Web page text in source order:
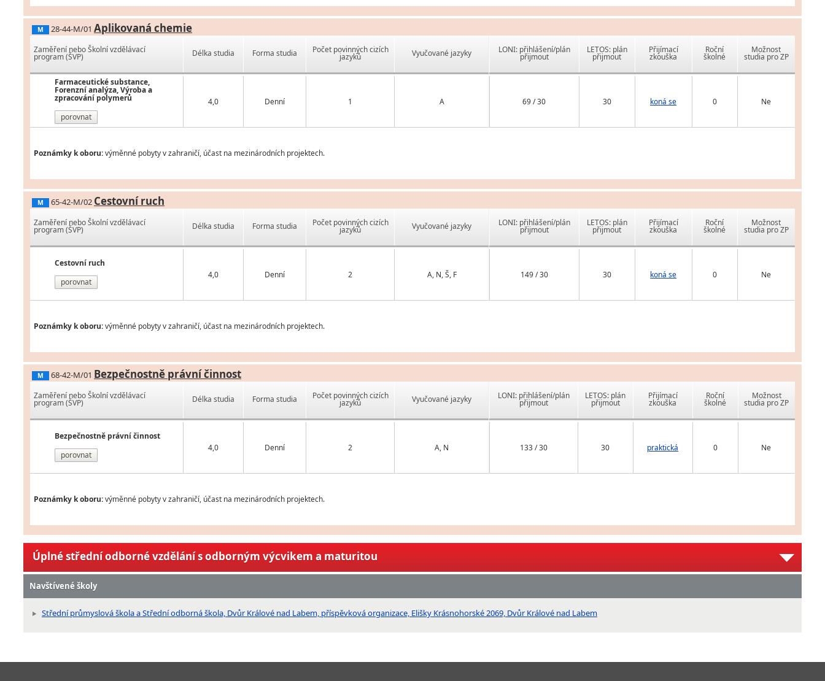
M 28-44-M/01 Aplikovaná chemie
Zaměření nebo Školní vzdělávací
program (ŠVP)
Farmaceutické substance,
Forenzní analýza, Výroba a
zpracování polymerů
porovnat
Délka studia Forma studia Počet povinných cizích
jazyků Vyučované jazyky
4,0 Denní 1 A
LONI: přihlášení/plán
přijmout
LETOS: plán
přijmout
Přijímací
zkouška
Roční
školné
Možnost
studia pro ZP
69 / 30 30 koná se 0 Ne
Poznámky k oboru:výměnné pobyty v zahraničí, účast na mezinárodních projektech.
M 65-42-M/02 Cestovní ruch
Zaměření nebo Školní vzdělávací
program (ŠVP)
Cestovní ruch
porovnat
Délka studia Forma studia Počet povinných cizích
jazyků Vyučované jazyky
4,0 Denní 2 A, N, Š, F
LONI: přihlášení/plán
přijmout
LETOS: plán
přijmout
Přijímací
zkouška
Roční
školné
Možnost
studia pro ZP
149 / 30 30 koná se 0 Ne
Poznámky k oboru:výměnné pobyty v zahraničí, účast na mezinárodních projektech.
M 68-42-M/01 Bezpečnostně právní činnost
Zaměření nebo Školní vzdělávací
program (ŠVP)
Bezpečnostně právní činnost
porovnat
Délka studia Forma studia Počet povinných cizích
jazyků Vyučované jazyky
4,0 Denní 2 A, N
LONI: přihlášení/plán
přijmout
LETOS: plán
přijmout
Přijímací
zkouška
Roční
školné
Možnost
studia pro ZP
133 / 30 30 praktická 0 Ne
Poznámky k oboru:výměnné pobyty v zahraničí, účast na mezinárodních projektech.
Úplné střední odborné vzdělání s odborným výcvikem a maturitou
Navštívené školy
Střední průmyslová škola a Střední odborná škola, Dvůr Králové nad Labem, příspěvková organizace, Elišky Krásnohorské 2069, Dvůr Králové nad Labem